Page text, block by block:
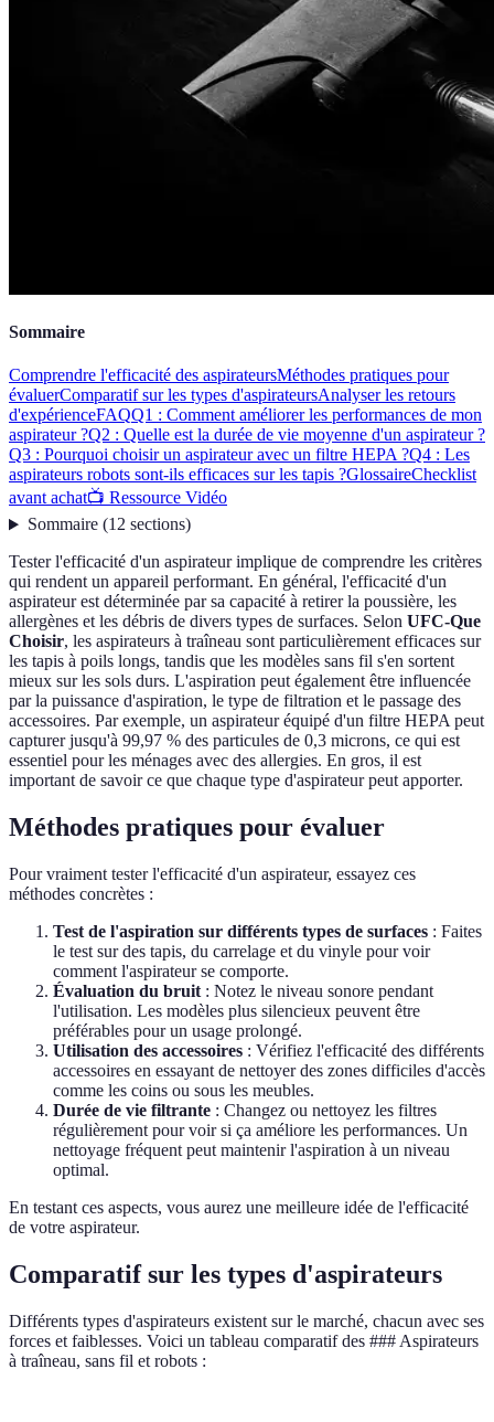
Sommaire
Comprendre l'efficacité des aspirateursMéthodes pratiques pour
évaluerComparatif sur les types d'aspirateursAnalyser les retours
d'expérienceFAQQ1 : Comment améliorer les performances de mon
aspirateur ?Q2 : Quelle est la durée de vie moyenne d'un aspirateur ?
Q3 : Pourquoi choisir un aspirateur avec un filtre HEPA ?Q4 : Les
aspirateurs robots sont-ils efficaces sur les tapis ?GlossaireChecklist
avant achat📺 Ressource Vidéo
Sommaire(12 sections)
Tester l'efficacité d'un aspirateur implique de comprendre les critères
qui rendent un appareil performant. En général, l'efficacité d'un
aspirateur est déterminée par sa capacité à retirer la poussière, les
allergènes et les débris de divers types de surfaces. Selon UFC-Que
Choisir, les aspirateurs à traîneau sont particulièrement efficaces sur
les tapis à poils longs, tandis que les modèles sans fil s'en sortent
mieux sur les sols durs. L'aspiration peut également être influencée
par la puissance d'aspiration, le type de filtration et le passage des
accessoires. Par exemple, un aspirateur équipé d'un filtre HEPA peut
capturer jusqu'à 99,97 % des particules de 0,3 microns, ce qui est
essentiel pour les ménages avec des allergies. En gros, il est
important de savoir ce que chaque type d'aspirateur peut apporter.
Méthodes pratiques pour évaluer
Pour vraiment tester l'efficacité d'un aspirateur, essayez ces
méthodes concrètes :
Test de l'aspiration sur différents types de surfaces : Faites
le test sur des tapis, du carrelage et du vinyle pour voir
comment l'aspirateur se comporte.
Évaluation du bruit : Notez le niveau sonore pendant
l'utilisation. Les modèles plus silencieux peuvent être
préférables pour un usage prolongé.
Utilisation des accessoires : Vérifiez l'efficacité des différents
accessoires en essayant de nettoyer des zones difficiles d'accès
comme les coins ou sous les meubles.
Durée de vie filtrante : Changez ou nettoyez les filtres
régulièrement pour voir si ça améliore les performances. Un
nettoyage fréquent peut maintenir l'aspiration à un niveau
optimal.
En testant ces aspects, vous aurez une meilleure idée de l'efficacité
de votre aspirateur.
Comparatif sur les types d'aspirateurs
Différents types d'aspirateurs existent sur le marché, chacun avec ses
forces et faiblesses. Voici un tableau comparatif des ### Aspirateurs
à traîneau, sans fil et robots :